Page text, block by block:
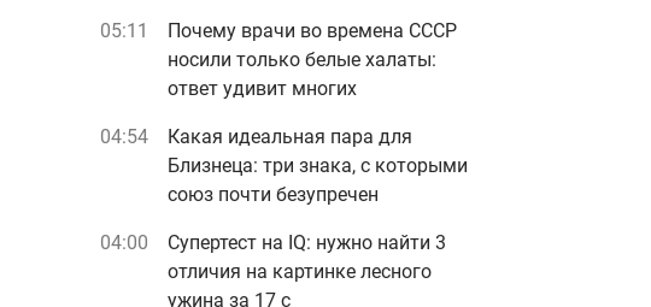
05:11
Почему врачи во времена СССР
носили только белые халаты:
ответ удивит многих
04:54
Какая идеальная пара для
Близнеца: три знака, с которыми
союз почти безупречен
04:00
Супертест на IQ: нужно найти 3
отличия на картинке лесного
ужина за 17 с